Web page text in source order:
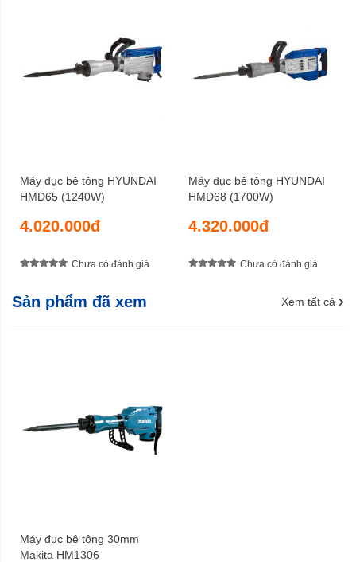
Máy đục bê tông HYUNDAI
HMD65 (1240W)
4.020.000đ
Chưa có đánh giá
Máy đục bê tông HYUNDAI
HMD68 (1700W)
4.320.000đ
Chưa có đánh giá
Sản phẩm đã xem Xem tất cả
Máy đục bê tông 30mm
Makita HM1306